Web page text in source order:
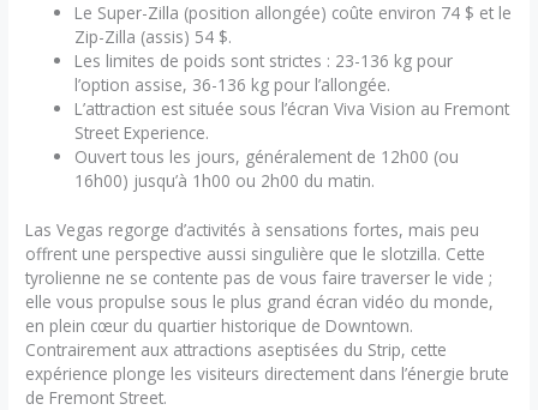
Le Super-Zilla (position allongée) coûte environ 74 $ et le
Zip-Zilla (assis) 54 $.
Les limites de poids sont strictes : 23-136 kg pour
l’option assise, 36-136 kg pour l’allongée.
L’attraction est située sous l’écran Viva Vision au Fremont
Street Experience.
Ouvert tous les jours, généralement de 12h00 (ou
16h00) jusqu’à 1h00 ou 2h00 du matin.
Las Vegas regorge d’activités à sensations fortes, mais peu
offrent une perspective aussi singulière que le slotzilla. Cette
tyrolienne ne se contente pas de vous faire traverser le vide ;
elle vous propulse sous le plus grand écran vidéo du monde,
en plein cœur du quartier historique de Downtown.
Contrairement aux attractions aseptisées du Strip, cette
expérience plonge les visiteurs directement dans l’énergie brute
de Fremont Street.